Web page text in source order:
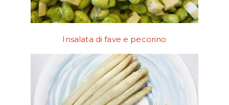
Insalata di fave e pecorino